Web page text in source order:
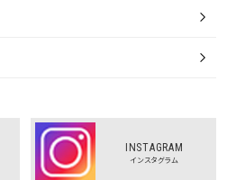
INSTAGRAM
インスタグラム